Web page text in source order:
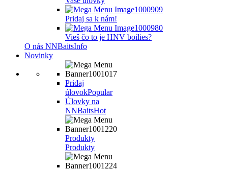
Pridaj sa k nám!
Vieš čo to je HNV boilies?
O nás NNBaitsInfo
Novinky
Pridaj
úlovokPopular
Úlovky na
NNBaitsHot
Produkty
Produkty